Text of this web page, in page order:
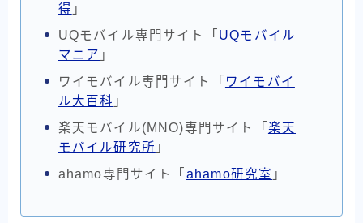
得 」
UQモバイル専門サイト「 UQモバイル
マニア 」
ワイモバイル専門サイト「 ワイモバイ
ル大百科 」
楽天モバイル(MNO)専門サイト「 楽天
モバイル研究所 」
ahamo専門サイト「 ahamo研究室 」